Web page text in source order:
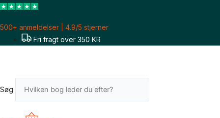
Gå
indholdet
500+ anmeldelser | 4.9/5 stjerner
Fri fragt over 350 KR
Søg
seneste